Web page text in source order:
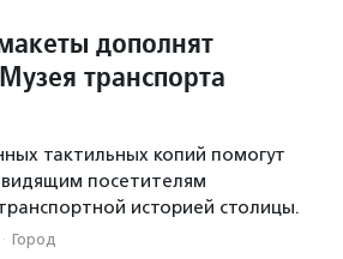
дополнят
транспорта
тактильных копий помогут
посетителям
историей столицы.
· Город